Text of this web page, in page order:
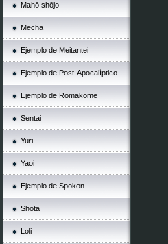
Mahō shōjo
Mecha
Ejemplo de Meitantei
Ejemplo de Post-Apocalíptico
Ejemplo de Romakome
Sentai
Yuri
Yaoi
Ejemplo de Spokon
Shota
Loli